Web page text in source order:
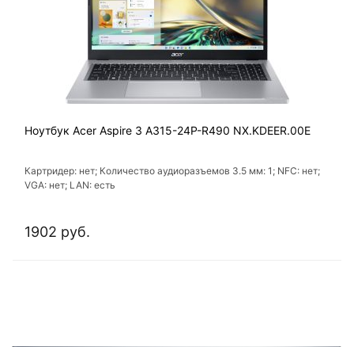
Ноутбук Acer Aspire 3 A315-24P-R490 NX.KDEER.00E
Картридер: нет; Количество аудиоразъемов 3.5 мм: 1; NFC: нет;
VGA: нет; LAN: есть
1902 руб.